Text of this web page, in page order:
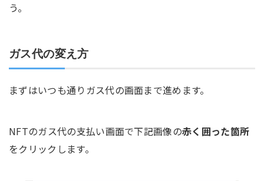
う。
ガス代の変え方
まずはいつも通りガス代の画面まで進めます。
NFTのガス代の支払い画面で下記画像の赤く囲った箇所
をクリックします。